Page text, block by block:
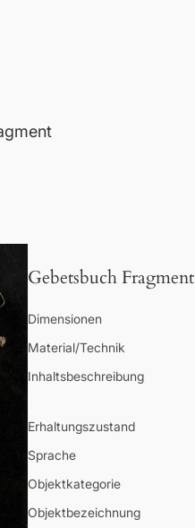
Gebetsbuch Fragment
Dimensionen
Material/Technik
Inhaltsbeschreibung
Erhaltungszustand
Sprache
Objektkategorie
Objektbezeichnung